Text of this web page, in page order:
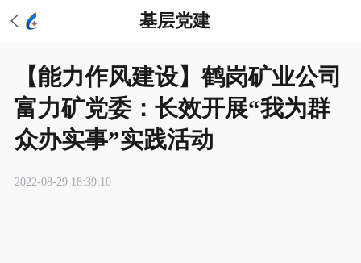
基层党建
【能力作风建设】鹤岗矿业公司
富力矿党委：长效开展“我为群
众办实事”实践活动
2022-08-29 18:39:10